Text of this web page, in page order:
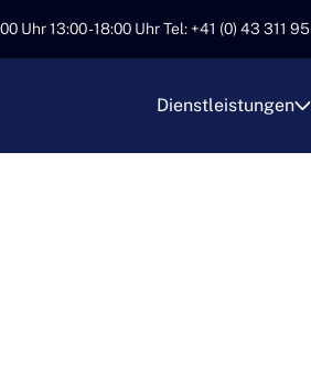
Uhr 13:00 - 18:00 Uhr Tel: +41 (0) 43 311
Dienstleistungen